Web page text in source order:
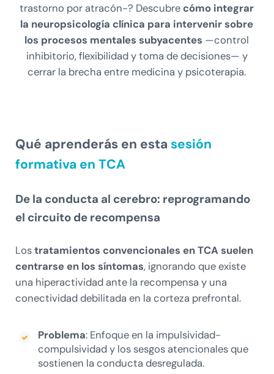
trastorno por atracón-? Descubre cómo integrar
la neuropsicología clínica para intervenir sobre
los procesos mentales subyacentes —control
inhibitorio, flexibilidad y toma de decisiones— y
cerrar la brecha entre medicina y psicoterapia.
Qué aprenderás en esta sesión
formativa en TCA
De la conducta al cerebro: reprogramando
el circuito de recompensa
Lostratamientos convencionales en TCA suelen
centrarse en los síntomas, ignorando que existe
una hiperactividad ante la recompensa y una
conectividad debilitada en la corteza prefrontal.
Problema: Enfoque en la impulsividad-
compulsividad y los sesgos atencionales que
sostienen la conducta desregulada.